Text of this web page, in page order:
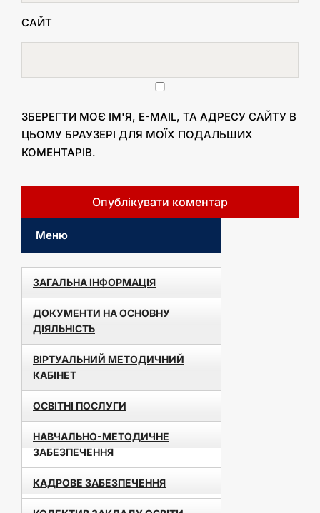
САЙТ
ЗБЕРЕГТИ МОЄ ІМ'Я, E-MAIL, ТА АДРЕСУ САЙТУ В
ЦЬОМУ БРАУЗЕРІ ДЛЯ МОЇХ ПОДАЛЬШИХ
КОМЕНТАРІВ.
Меню
ЗАГАЛЬНА ІНФОРМАЦІЯ
ДОКУМЕНТИ НА ОСНОВНУ
ДІЯЛЬНІСТЬ
ВІРТУАЛЬНИЙ МЕТОДИЧНИЙ
КАБІНЕТ
ОСВІТНІ ПОСЛУГИ
НАВЧАЛЬНО-МЕТОДИЧНЕ
ЗАБЕЗПЕЧЕННЯ
КАДРОВЕ ЗАБЕЗПЕЧЕННЯ